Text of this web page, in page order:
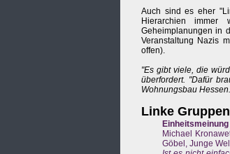
Auch sind es eher
Hierarchien immer
Geheimplanungen in
Veranstaltung Nazis
offen).
"Es gibt viele, die
überfordert. "Dafür
Wohnungsbau Hessen.
Linke
Michael
Göbel, Junge